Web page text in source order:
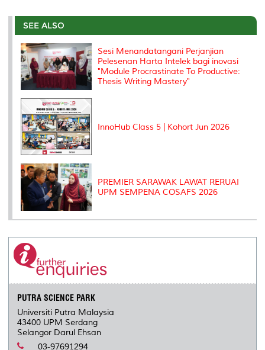
e
b
o
o
k
t
r
e
I
l
L
n
P
e
s
t
SEE ALSO
Sesi Menandatangani Perjanjian
Pelesenan Harta Intelek bagi inovasi
"Module Procrastinate To Productive:
Thesis Writing Mastery"
InnoHub Class 5 | Kohort Jun 2026
PREMIER SARAWAK LAWAT RERUAI
UPM SEMPENA COSAFS 2026
PUTRA SCIENCE PARK
Universiti Putra Malaysia
43400 UPM Serdang
Selangor Darul Ehsan
03-97691294